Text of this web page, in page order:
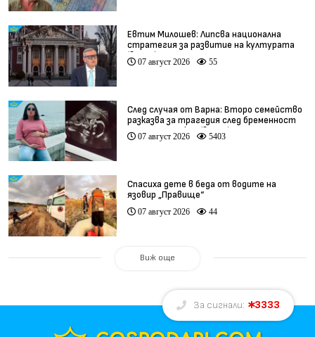
Евтим Милошев: Липсва национална
стратегия за развитие на културата
(видео)
07 август 2026 55
След случая от Варна: Второ семейство
разказва за трагедия след бременност
при същия лекар (видео)
07 август 2026 5403
Спасиха дете в беда от водите на
язовир „Правище“
07 август 2026 44
Виж още
За сигнали: 3333